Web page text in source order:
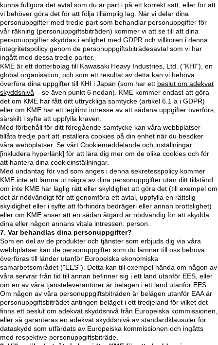
kunna fullgöra det avtal som du är part i på ett korrekt sätt, eller för att
vi behöver göra det för att följa tillämplig lag. När vi delar dina
personuppgifter med tredje part som behandlar personuppgifter för
vår räkning (personuppgiftsbiträden) kommer vi att se till att dina
personuppgifter skyddas i enlighet med GDPR och villkoren i denna
integritetspolicy genom de personuppgiftsbiträdesavtal som vi har
ingått med dessa tredje parter.
KME är ett dotterbolag till Kawasaki Heavy Industries, Ltd. ("KHI"), en
global organisation, och som ett resultat av detta kan vi behöva
överföra dina uppgifter till KHI i Japan (som har ett beslut om adekvat
skyddsnivå – se även punkt 6 nedan). KME kommer endast att göra
det om KME har fått ditt uttryckliga samtycke (artikel 6.1 a i GDPR)
eller om KME har ett legitimt intresse av att sådana uppgifter överförs,
särskilt i syfte att uppfylla kraven.
Med förbehåll för ditt föregående samtycke kan våra webbplatser
tillåta tredje part att installera cookies på din enhet när du besöker
våra webbplatser. Se vårt Cookiemeddelande och inställningar
[inkludera hyperlänk] för att lära dig mer om de olika cookies och för
att hantera dina cookieinställningar.
Med undantag för vad som anges i denna sekretesspolicy kommer
KME inte att lämna ut några av dina personuppgifter utan ditt tillstånd
om inte KME har laglig rätt eller skyldighet att göra det (till exempel om
det är nödvändigt för att genomföra ett avtal, uppfylla en rättslig
skyldighet eller i syfte att förhindra bedrägeri eller annan brottslighet)
eller om KME anser att en sådan åtgärd är nödvändig för att skydda
dina eller någon annans vitala intressen. person.
7. Var behandlas dina personuppgifter?
Som en del av de produkter och tjänster som erbjuds dig via våra
webbplatser kan de personuppgifter som du lämnar till oss behöva
överföras till länder utanför Europeiska ekonomiska
samarbetsområdet ("EES"). Detta kan till exempel hända om någon av
våra servrar från tid till annan befinner sig i ett land utanför EES, eller
om en av våra tjänsteleverantörer är belägen i ett land utanför EES.
Om någon av våra personuppgiftsbiträden är belägen utanför EAA är
personuppgiftsbiträdet antingen beläget i ett tredjeland för vilket det
finns ett beslut om adekvat skyddsnivå från Europeiska kommissionen,
eller så garanteras en adekvat skyddsnivå av standardklausuler för
dataskydd som utfärdats av Europeiska kommissionen och ingåtts
med respektive personuppgiftsbiträde.